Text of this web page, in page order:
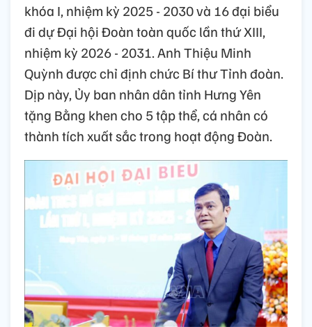
khóa I, nhiệm kỳ 2025 - 2030 và 16 đại biểu
đi dự Đại hội Đoàn toàn quốc lần thứ XIII,
nhiệm kỳ 2026 - 2031. Anh Thiệu Minh
Quỳnh được chỉ định chức Bí thư Tỉnh đoàn.
Dịp này, Ủy ban nhân dân tỉnh Hưng Yên
tặng Bằng khen cho 5 tập thể, cá nhân có
thành tích xuất sắc trong hoạt động Đoàn.